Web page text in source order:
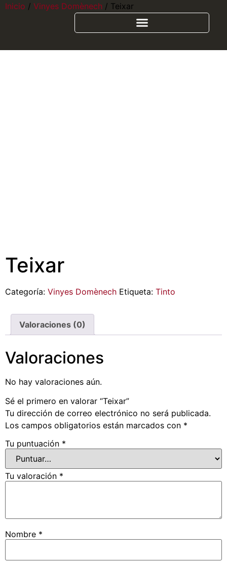
Inicio / Vinyes Domènech / Teixar
Teixar
Categoría: Vinyes Domènech Etiqueta: Tinto
Valoraciones (0)
Valoraciones
No hay valoraciones aún.
Sé el primero en valorar “Teixar”
Tu dirección de correo electrónico no será publicada.
Los campos obligatorios están marcados con *
Tu puntuación *
Tu valoración *
Nombre *